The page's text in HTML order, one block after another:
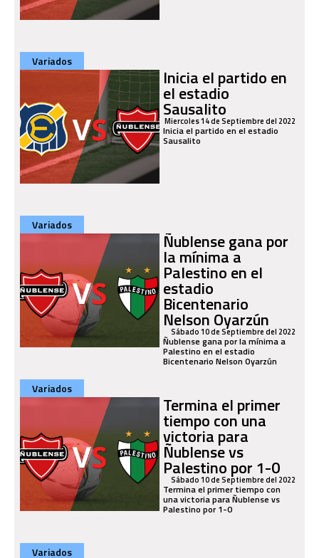
Variados
Inicia el partido en
el estadio
Sausalito
Miercoles 14 de Septiembre del 2022
Inicia el partido en el estadio
Sausalito
Variados
Ñublense gana por
la mínima a
Palestino en el
estadio
Bicentenario
Nelson Oyarzún
Sábado 10 de Septiembre del 2022
Ñublense gana por la mínima a
Palestino en el estadio
Bicentenario Nelson Oyarzún
Variados
Termina el primer
tiempo con una
victoria para
Ñublense vs
Palestino por 1-0
Sábado 10 de Septiembre del 2022
Termina el primer tiempo con
una victoria para Ñublense vs
Palestino por 1-0
Variados